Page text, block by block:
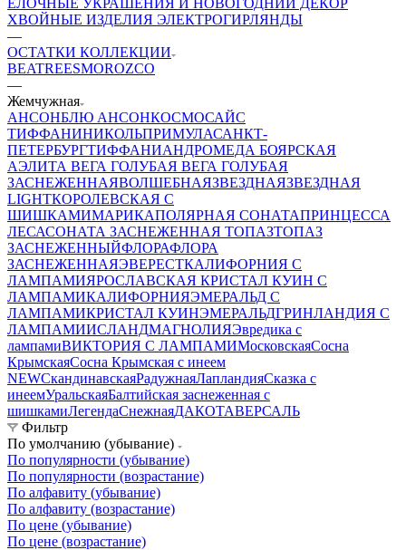
ХВОЙНЫЕ ИЗДЕЛИЯ ЭЛЕКТРОГИРЛЯНДЫ
—
ОСТАТКИ КОЛЛЕКЦИИ
BEATREESMOROZCO
—
Жемчужная
АНСОНБЛЮ АНСОНКОСМОСАЙС
ТИФФАНИНИКОЛЬПРИМУЛАСАНКТ-
ПЕТЕРБУРГТИФФАНИАНДРОМЕДА БОЯРСКАЯ
АЭЛИТА ВЕГА ГОЛУБАЯ ВЕГА ГОЛУБАЯ
ЗАСНЕЖЕННАЯВОЛШЕБНАЯЗВЕЗДНАЯЗВЕЗДНАЯ
LIGHTКОРОЛЕВСКАЯ С
ШИШКАМИМАРИКАПОЛЯРНАЯ СОНАТАПРИНЦЕССА
ЛЕСАСОНАТА ЗАСНЕЖЕННАЯ ТОПАЗТОПАЗ
ЗАСНЕЖЕННЫЙФЛОРАФЛОРА
ЗАСНЕЖЕННАЯЭВЕРЕСТКАЛИФОРНИЯ С
ЛАМПАМИЯРОСЛАВСКАЯ КРИСТАЛ КУИН С
ЛАМПАМИКАЛИФОРНИЯЭМЕРАЛЬД С
ЛАМПАМИКРИСТАЛ КУИНЭМЕРАЛЬДГРИНЛАНДИЯ С
ЛАМПАМИИСЛАНДМАГНОЛИЯЭвредика с
лампамиВИКТОРИЯ С ЛАМПАМИМосковскаяСосна
КрымскаяСосна Крымская с инеем
NEWСкандинавскаяРадужнаяЛапландияСказка с
инеемУральскаяБалтийская заснеженная с
шишкамиЛегендаСнежнаяДАКОТАВЕРСАЛЬ
Фильтр
По умолчанию (убывание)
По популярности (убывание)
По популярности (возрастание)
По алфавиту (убывание)
По алфавиту (возрастание)
По цене (убывание)
По цене (возрастание)